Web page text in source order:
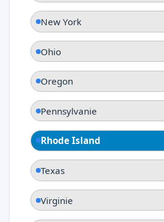
New York
Ohio
Oregon
Pennsylvanie
Rhode Island
Texas
Virginie